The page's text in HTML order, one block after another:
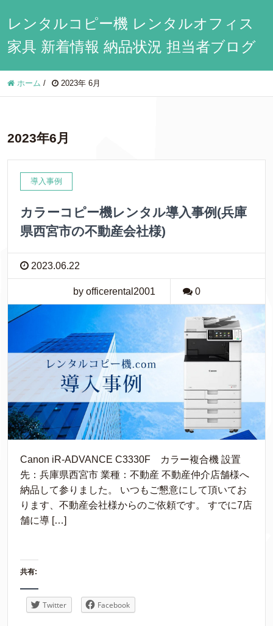
レンタルコピー機 レンタルオフィス
家具 新着情報 納品状況 担当者ブログ
ホーム / 2023年 6月
2023年6月
導入事例
カラーコピー機レンタル導入事例(兵庫
県西宮市の不動産会社様)
2023.06.22
by officerental2001 0
Canon iR-ADVANCE C3330F カラー複合機 設置
先：兵庫県西宮市 業種：不動産 不動産仲介店舗様へ
納品して参りました。 いつもご懇意にして頂いてお
ります、不動産会社様からのご依頼です。 すでに7店
舗に導 […]
共有:
Twitter Facebook